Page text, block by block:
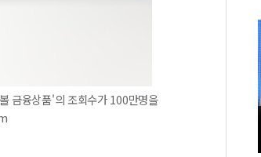
금융상품'의 조회수가 100만명을